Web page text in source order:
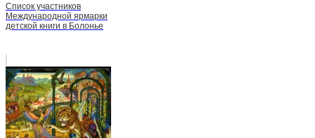
Список участников
Международной ярмарки
детской книги в Болонье